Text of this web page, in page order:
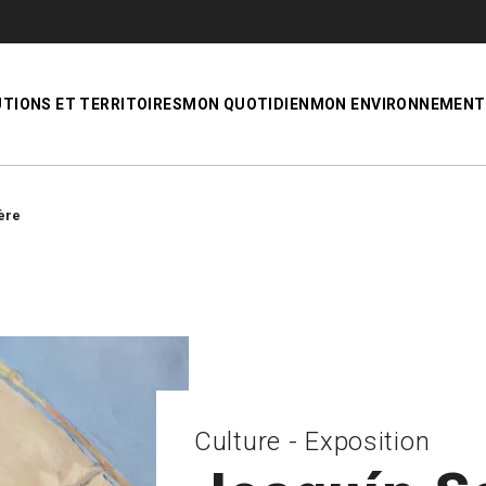
ET TERRITOIRES MON QUOTIDIEN MON ENVIRONNEMENT
Culture - Exposition